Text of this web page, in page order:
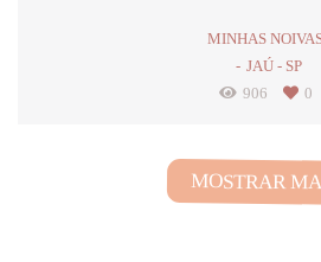
MINHAS
JAÚ - SP
906
0
MOSTRAR